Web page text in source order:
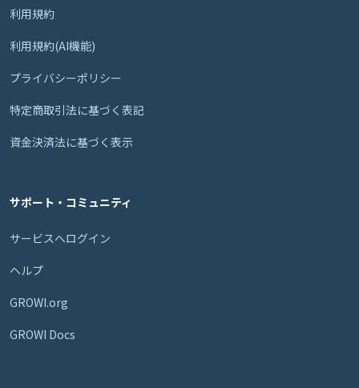
利用規約
利用規約(AI機能)
プライバシーポリシー
特定商取引法に基づく表記
資金決済法に基づく表示
サポート・コミュニティ
サービスへログイン
ヘルプ
GROWI.org
GROWI Docs